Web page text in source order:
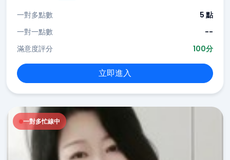
一對多點數
5 點
一對一點數
--
滿意度評分
100分
立即進入
一對多忙線中